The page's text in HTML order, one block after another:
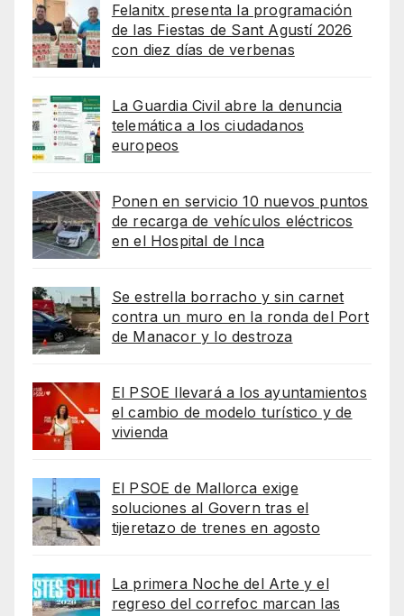
Felanitx presenta la programación
de las Fiestas de Sant Agustí 2026
con diez días de verbenas
La Guardia Civil abre la denuncia
telemática a los ciudadanos
europeos
Ponen en servicio 10 nuevos puntos
de recarga de vehículos eléctricos
en el Hospital de Inca
Se estrella borracho y sin carnet
contra un muro en la ronda del Port
de Manacor y lo destroza
El PSOE llevará a los ayuntamientos
el cambio de modelo turístico y de
vivienda
El PSOE de Mallorca exige
soluciones al Govern tras el
tijeretazo de trenes en agosto
La primera Noche del Arte y el
regreso del correfoc marcan las